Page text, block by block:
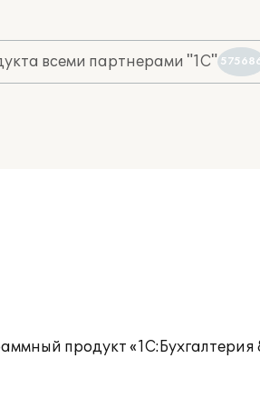
всеми партнерами "1С"
продукт «1С:Бухгалтерия